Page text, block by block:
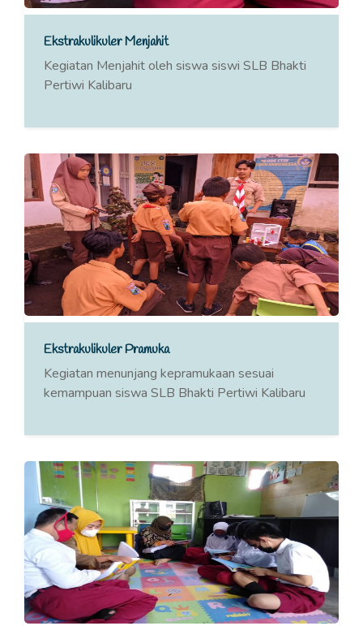
Ekstrakulikuler Menjahit
Kegiatan Menjahit oleh siswa siswi SLB Bhakti
Pertiwi Kalibaru
Ekstrakulikuler Pramuka
Kegiatan menunjang kepramukaan sesuai
kemampuan siswa SLB Bhakti Pertiwi Kalibaru